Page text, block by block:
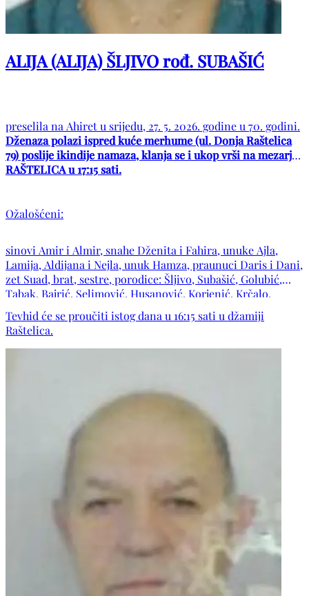
ALIJA (ALIJA) ŠLJIVO rođ. SUBAŠIĆ
preselila na Ahiret u srijedu, 27. 5. 2026. godine u 70. godini.
Dženaza polazi ispred kuće merhume (ul. Donja Raštelica
79) poslije ikindije namaza, klanja se i ukop vrši na mezarju
RAŠTELICA u 17:15 sati.
Ožalošćeni:
sinovi Amir i Almir, snahe Dženita i Fahira, unuke Ajla,
Lamija, Aldijana i Nejla, unuk Hamza, praunuci Daris i Dani,
zet Suad, brat, sestre, porodice: Šljivo, Subašić, Golubić,
Tabak, Bajrić, Selimović, Husanović, Korjenić, Krčalo,
Dajdžić, Begić te ostala mnogobrojna rodbina, komšije i
prijatelji.
Tevhid će se proučiti istog dana u 16:15 sati u džamiji
Raštelica.